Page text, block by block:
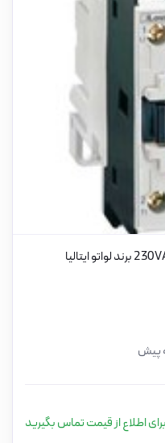
پیش
برای اطلاع از قیمت تماس بگیرید